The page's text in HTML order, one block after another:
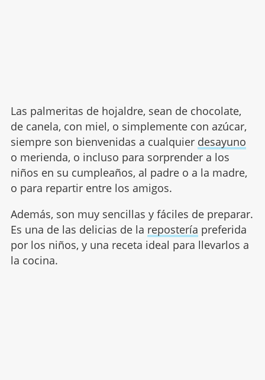
Las palmeritas de hojaldre, sean de chocolate,
de canela, con miel, o simplemente con azúcar,
siempre son bienvenidas a cualquier desayuno
o merienda, o incluso para sorprender a los
niños en su cumpleaños, al padre o a la madre,
o para repartir entre los amigos.
Además, son muy sencillas y fáciles de preparar.
Es una de las delicias de la repostería preferida
por los niños, y una receta ideal para llevarlos a
la cocina.